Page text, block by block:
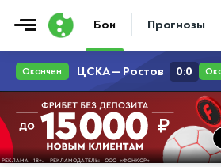
Бои Прогнозы